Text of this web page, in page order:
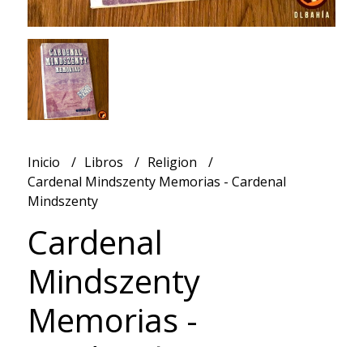
Inicio Libros
Religion
Cardenal Mindszenty Memorias - Cardenal
Mindszenty
Cardenal
Mindszenty
Memorias -